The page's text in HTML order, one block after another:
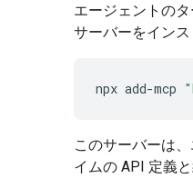
エージェントの
サーバーをインス
npx add-mcp
このサーバーは
イムの API 定義